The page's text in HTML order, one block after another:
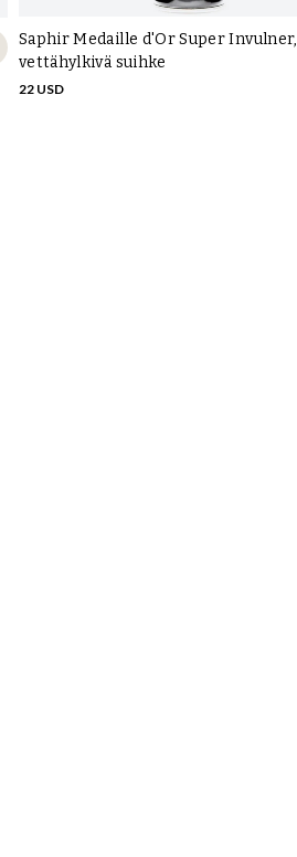
Saphir Medaille d'Or Super Invulner,
vettähylkivä suihke
22 USD